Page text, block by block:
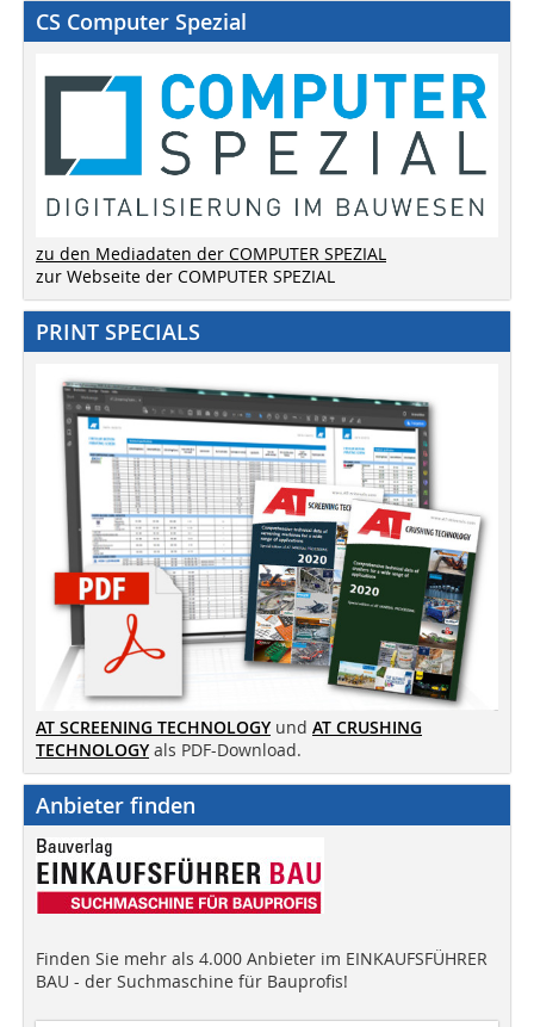
CS Computer Spezial
zu den Mediadaten der COMPUTER SPEZIAL
zur Webseite der COMPUTER SPEZIAL
PRINT SPECIALS
AT SCREENING TECHNOLOGY und AT CRUSHING
TECHNOLOGY als PDF-Download.
Anbieter finden
Finden Sie mehr als 4.000 Anbieter im EINKAUFSFÜHRER
BAU - der Suchmaschine für Bauprofis!